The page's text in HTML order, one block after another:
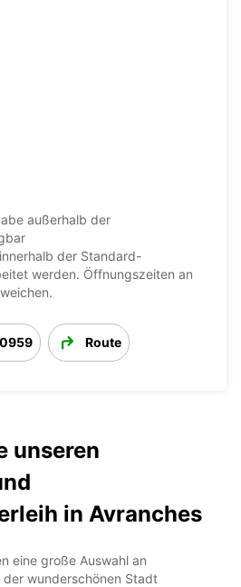
außerhalb der
der Standard-
werden. Öffnungszeiten an
Route
unseren
in Avranches
eine große Auswahl an
wunderschönen Stadt